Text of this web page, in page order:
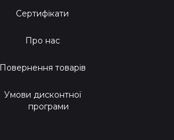
Сертифікати
Про нас
Повернення товарів
Умови дисконтної
програми